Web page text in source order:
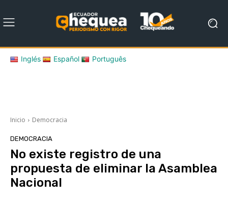
Inglés Español Português
Inicio Democracia
DEMOCRACIA
No existe registro de una
propuesta de eliminar la Asamblea
Nacional